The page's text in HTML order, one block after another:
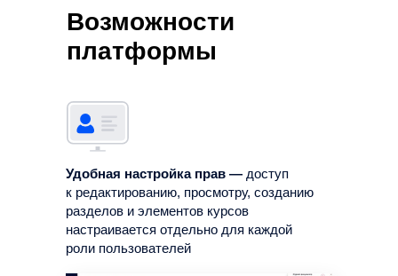
Возможности
платформы
Удобная настройка прав — доступ
к редактированию, просмотру, созданию
разделов и элементов курсов
настраивается отдельно для каждой
роли пользователей